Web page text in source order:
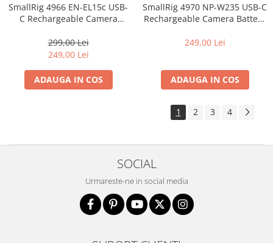
SmallRig 4966 EN-EL15c USB-
C Rechargeable Camera
299,00 Lei
249,00 Lei
ADAUGA IN COS
SmallRig 4970 NP-W235 USB-C
Rechargeable Camera Battery
249,00 Lei
ADAUGA IN COS
1 2 3 4
SOCIAL
Urmareste-ne in social media